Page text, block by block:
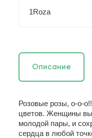
1Roza
Описание
Розовые розы, о-о-
цветов. Женщины
молодой пары, и
сердца в любой